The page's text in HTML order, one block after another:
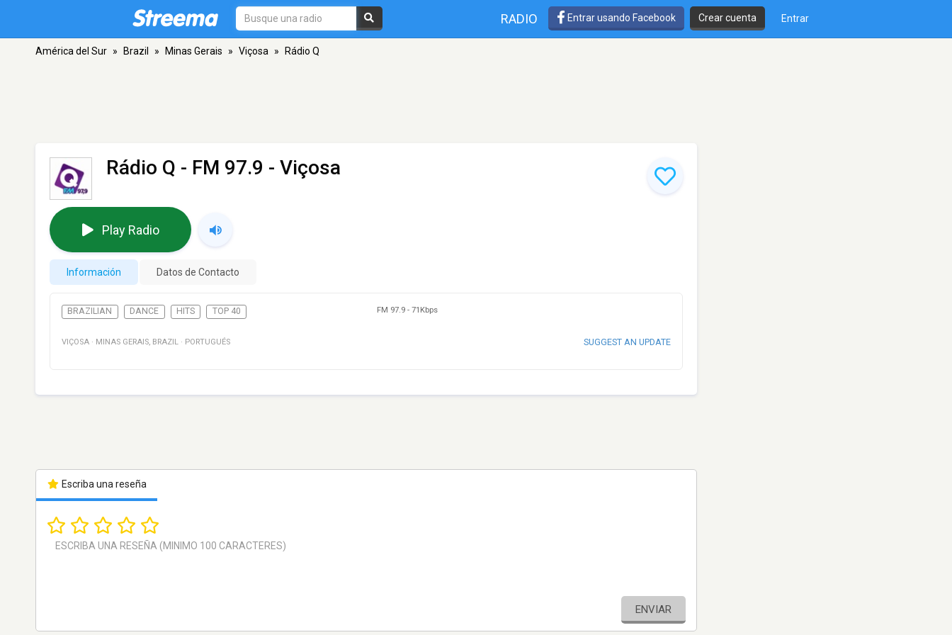
RADIO Entrar usando Facebook Crear cuenta Entrar
América del Sur » Brazil » Minas Gerais » Viçosa » Rádio Q
Rádio Q - FM 97.9 - Viçosa
Play Radio
Información Datos de Contacto
BRAZILIAN DANCE HITS TOP 40 FM 97.9 - 71Kbps
VIÇOSA · MINAS GERAIS, BRAZIL · PORTUGUÉS SUGGEST AN UPDATE
Escriba una reseña
ENVIAR